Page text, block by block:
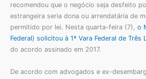
recomendou que o negócio seja desfeito
estrangeira seria dona ou arrendatária de
permitido por lei. Nesta quarta-feira (7), o
Federal) solicitou à 1ª Vara Federal de Três
do acordo assinado em 2017.
De acordo com advogados e ex-